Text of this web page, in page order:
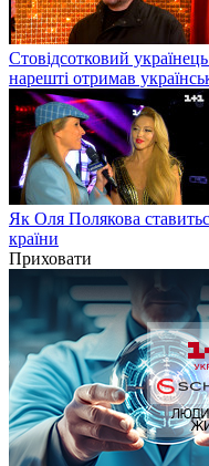
Стовідсотковий
нарешті отримав
Як Оля Полякова
країни
Приховати